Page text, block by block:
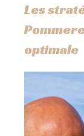
Les
optimale